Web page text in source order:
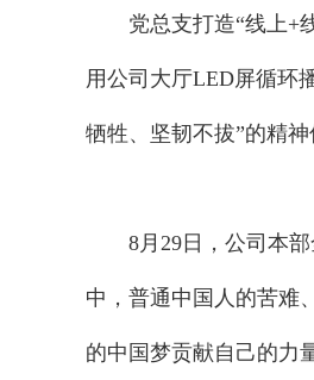
党总支打造“线上+线
用公司大厅LED屏循环
牺牲、坚韧不拔”的精神
8月29日，公司本部
中，普通中国人的苦难
的中国梦贡献自己的力